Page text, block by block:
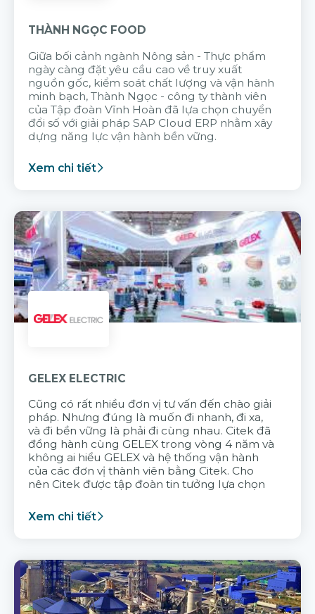
THÀNH NGỌC FOOD
Giữa bối cảnh ngành Nông sản - Thực phẩm
ngày càng đặt yêu cầu cao về truy xuất
nguồn gốc, kiểm soát chất lượng và vận hành
minh bạch, Thành Ngọc - công ty thành viên
của Tập đoàn Vĩnh Hoàn đã lựa chọn chuyển
đổi số với giải pháp SAP Cloud ERP nhằm xây
dựng năng lực vận hành bền vững.
Xem chi tiết
GELEX ELECTRIC
Cũng có rất nhiều đơn vị tư vấn đến chào giải
pháp. Nhưng đúng là muốn đi nhanh, đi xa,
và đi bền vững là phải đi cùng nhau. Citek đã
đồng hành cùng GELEX trong vòng 4 năm và
không ai hiểu GELEX và hệ thống vận hành
của các đơn vị thành viên bằng Citek. Cho
nên Citek được tập đoàn tin tưởng lựa chọn
Xem chi tiết